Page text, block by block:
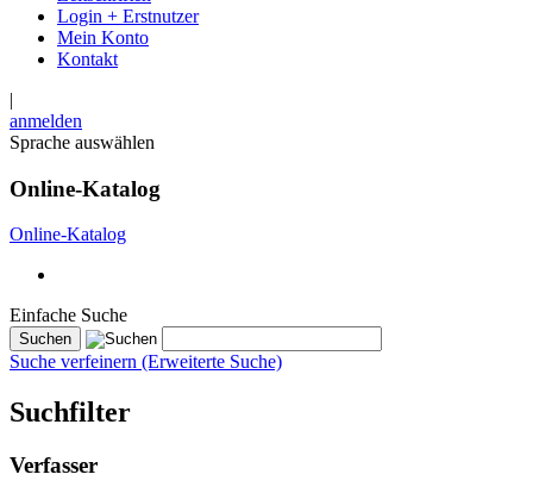
Login + Erstnutzer
Mein Konto
Kontakt
|
anmelden
Sprache auswählen
Online-Katalog
Online-Katalog
Einfache Suche
Suche verfeinern (Erweiterte Suche)
Suchfilter
Verfasser